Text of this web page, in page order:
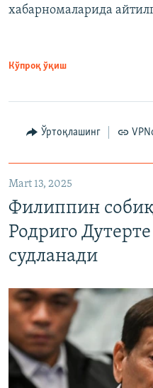
хабарномаларида
Кўпроқ ўқиш
Ўртоқлашинг
Mart 13, 2025
Филиппин
Родриго
судланади